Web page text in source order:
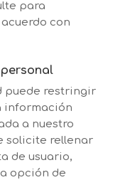
para
con
puede restringir
información
a nuestro
solicite rellenar
de usuario,
opción de